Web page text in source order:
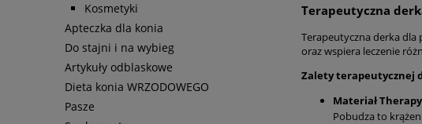
Kosmetyki
Apteczka dla konia
Do stajni i na wybieg
Artykuły odblaskowe
Dieta konia WRZODOWEGO
Pasze
Terapeutyczna
Terapeutyczna derka dla
oraz wspiera leczenie
Zalety terapeutycznej
Materiał Therapy
Pobudza to